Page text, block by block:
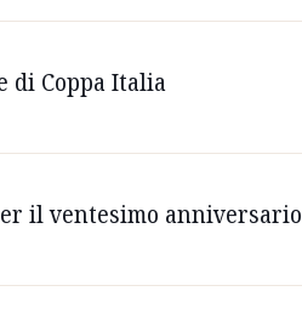
di Coppa Italia
il ventesimo anniversario